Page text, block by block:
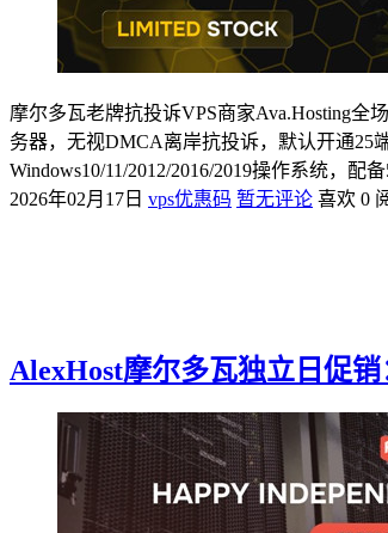
摩尔多瓦老牌抗投诉VPS商家Ava.Hosting全
务器，无视DMCA离岸抗投诉，默认开通25
Windows10/11/2012/2016/2019操作系统，配
2026年02月17日 vps优惠码 暂无评论 喜欢 0
AlexHost摩尔多瓦独立日促